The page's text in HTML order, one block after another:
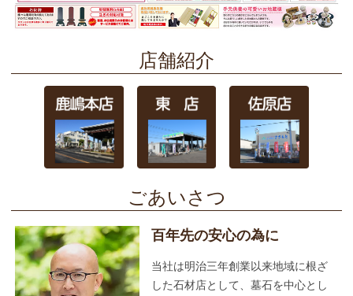
店舗紹介
ごあいさつ
百年先の安心の為に
当社は明治三年創業以来地域に根ざ
した石材店として、墓石を中心とし